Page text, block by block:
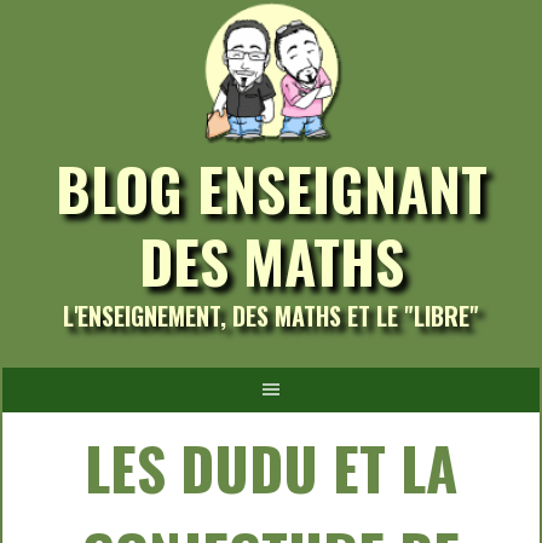
BLOG ENSEIGNANT
DES MATHS
L'ENSEIGNEMENT, DES MATHS ET LE "LIBRE"
LES DUDU ET LA